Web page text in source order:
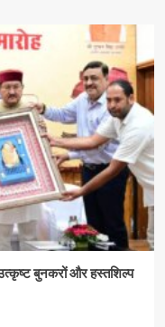
बुनकरों और हस्तशिल्प